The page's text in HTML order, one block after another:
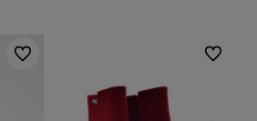
Do ulubionych Do